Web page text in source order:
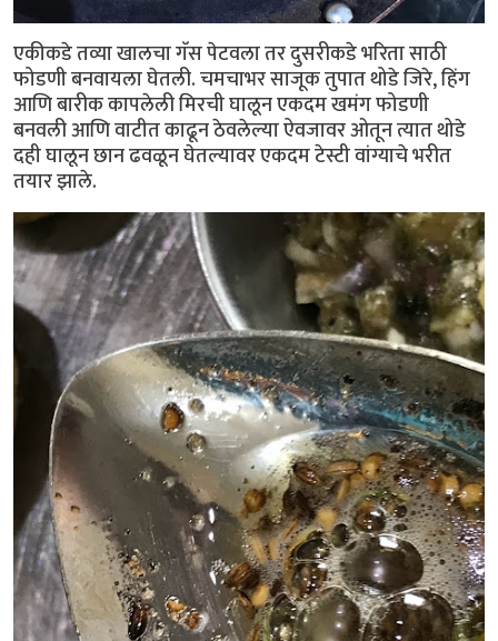
एकीकडे तव्या खालचा गॅस पेटवला तर दुसरीकडे भरिता साठी
फोडणी बनवायला घेतली. चमचाभर साजूक तुपात थोडे जिरे, हिंग
आणि बारीक कापलेली मिरची घालून एकदम खमंग फोडणी
बनवली आणि वाटीत काढून ठेवलेल्या ऐवजावर ओतून त्यात थोडे
दही घालून छान ढवळून घेतल्यावर एकदम टेस्टी वांग्याचे भरीत
तयार झाले.